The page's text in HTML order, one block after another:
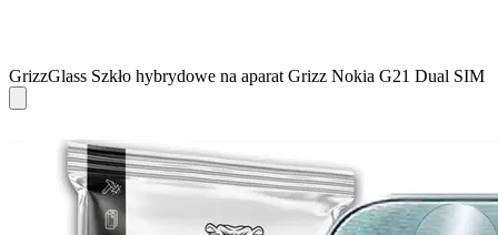
GrizzGlass Szkło hybrydowe na aparat Grizz Nokia G21 Dual SIM